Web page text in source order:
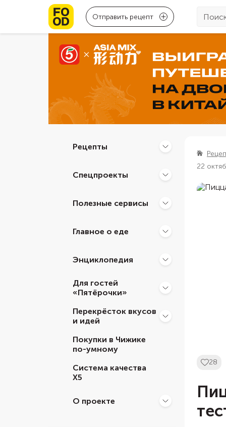
Отправить рецепт
Рецепты
Спецпроекты
Полезные сервисы
Главное о еде
Энциклопедия
Для гостей
«Пятёрочки»
Перекрёсток вкусов
и идей
Покупки в Чижике
по-умному
Система качества
Х5
О проекте
22
28